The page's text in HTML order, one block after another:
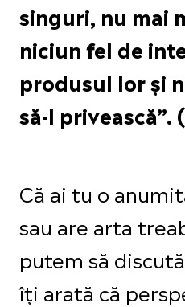
singuri, nu mai
niciun fel de
produsul lor și
să-l privească”.
Că ai tu o
sau are arta
putem să
îți arată că